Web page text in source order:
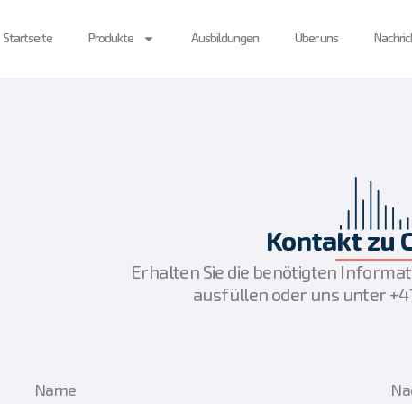
Startseite Produkte Ausbildungen Über uns
Kontakt zu
Erhalten Sie die benötigten
ausfüllen oder uns unter
Name